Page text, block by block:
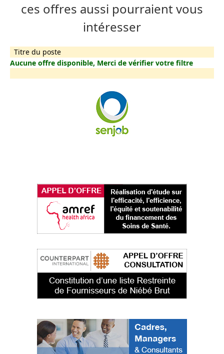
ces offres aussi pourraient vous
intéresser
Titre du poste
Aucune offre disponible, Merci de vérifier votre filtre